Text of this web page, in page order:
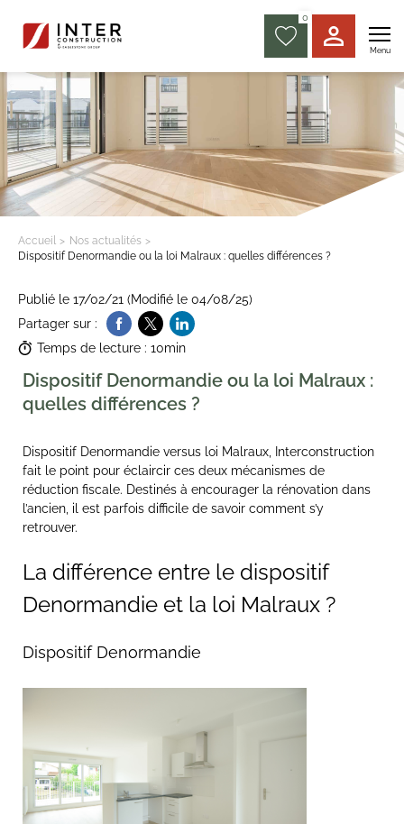
0
Menu
Accueil
Nos actualités
Dispositif Denormandie ou la loi Malraux : quelles différences ?
Publié le 17/02/21 (Modifié le 04/08/25)
Partager sur :
Temps de lecture : 10min
Dispositif Denormandie ou la loi Malraux :
quelles différences ?
Dispositif Denormandie versus loi Malraux, Interconstruction
fait le point pour éclaircir ces deux mécanismes de
réduction fiscale. Destinés à encourager la rénovation dans
l’ancien, il est parfois difficile de savoir comment s’y
retrouver.
La différence entre le dispositif
Denormandie et la loi Malraux ?
Dispositif Denormandie